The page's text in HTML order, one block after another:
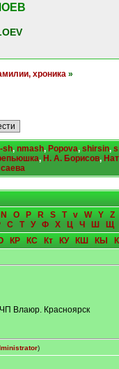
хроника »
sh, nmash, Popova, shirsin,
, Н. А. Борисов,
N O P R S T v W Y
Z
С Т У Ф Х Ц Ч Ш
Щ
КР КС Кт КУ КШ КЫ
Влаюр. Красноярск
)